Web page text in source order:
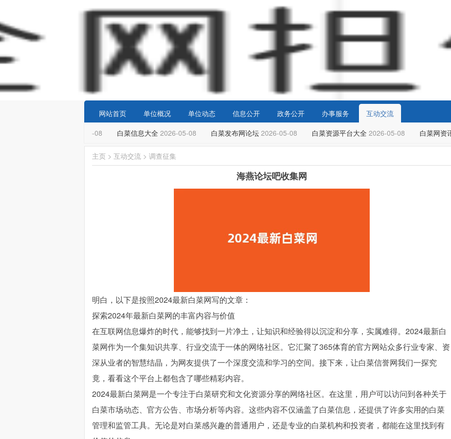
网站首页 单位概况 单位动态 信息公开 政务公开 办事服务
互动交流
2026-05-08 白菜信息大全 2026-05-08 白菜发布网论坛 2026-05-08 白菜资源平台大全 2026-05-08 白菜网资讯
主页 > 互动交流 > 调查征集
海燕论坛吧收集网
明白，以下是按照2024最新白菜网写的文章：
探索2024年最新白菜网的丰富内容与价值
在互联网信息爆炸的时代，能够找到一片净土，让知识和经验得以沉淀和分享，实属难得。2024最新白
菜网作为一个集知识共享、行业交流于一体的网络社区。它汇聚了365体育的官方网站众多行业专家、资
深从业者的智慧结晶，为网友提供了一个深度交流和学习的空间。接下来，让白菜信誉网我们一探究
竟，看看这个平台上都包含了哪些精彩内容。
2024最新白菜网是一个专注于白菜研究和文化资源分享的网络社区。在这里，用户可以访问到各种关于
白菜市场动态、官方公告、市场分析等内容。这些内容不仅涵盖了白菜信息，还提供了许多实用的白菜
管理和监管工具。无论是对白菜感兴趣的普通用户，还是专业的白菜机构和投资者，都能在这里找到有